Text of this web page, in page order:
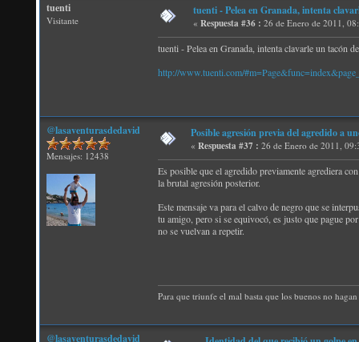
tuenti
Visitante
tuenti - Pelea en Granada, intenta
« Respuesta #36 : 26 de Enero de 2011,
tuenti - Pelea en Granada, intenta clavarle un tacón
http://www.tuenti.com/
@lasaventurasdedavid
Mensajes: 12438
Posible agresión previa del agredido a
« Respuesta #37 : 26 de Enero de 2011,
Es posible que el agredido previamente agrediera
la brutal agresión posterior.
Este mensaje va para el calvo de negro que se
tu amigo, pero si se equivocó, es justo que pague
no se vuelvan a repetir.
Para que triunfe el mal basta que los buenos no
@lasaventurasdedavid